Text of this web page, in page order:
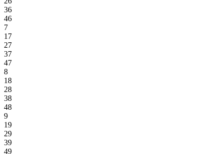
36
46
7
17
27
37
47
8
18
28
38
48
9
19
29
39
49